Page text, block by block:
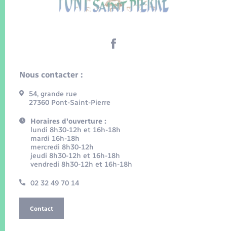
Nous contacter :
54, grande rue
27360 Pont-Saint-Pierre
Horaires d'ouverture :
lundi 8h30-12h et 16h-18h
mardi 16h-18h
mercredi 8h30-12h
jeudi 8h30-12h et 16h-18h
vendredi 8h30-12h et 16h-18h
02 32 49 70 14
Contact